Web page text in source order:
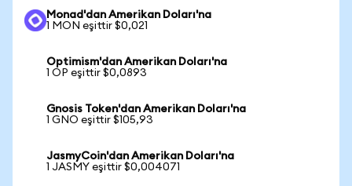
Monad'dan Amerikan Doları'na
1 MON eşittir $0,021
Optimism'dan Amerikan Doları'na
1 OP eşittir $0,0893
Gnosis Token'dan Amerikan Doları'na
1 GNO eşittir $105,93
JasmyCoin'dan Amerikan Doları'na
1 JASMY eşittir $0,004071